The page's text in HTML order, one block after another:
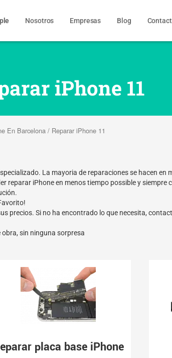
Nosotros Empresas Blog
iPhone 11
En Barcelona / Reparar iPhone 11
La mayoria de reparaciones se hacen en
reparar iPhone en menos tiempo possible y siempre
precios. Si no ha encontrado lo que necesita,
sin ninguna sorpresa
placa base iPhone